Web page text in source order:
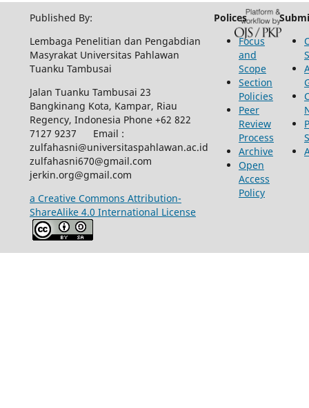
Published By:
Lembaga Penelitian dan Pengabdian
Masyrakat Universitas Pahlawan
Tuanku Tambusai
Jalan Tuanku Tambusai 23
Bangkinang Kota, Kampar, Riau
Regency, Indonesia Phone +62 822
7127 9237 Email :
zulfahasni@universitaspahlawan.ac.id
zulfahasni670@gmail.com
jerkin.org@gmail.com
a Creative Commons Attribution-
ShareAlike 4.0 International License
Polices
Focus
and
Scope
Section
Policies
Peer
Review
Process
Archive
Open
Access
Policy